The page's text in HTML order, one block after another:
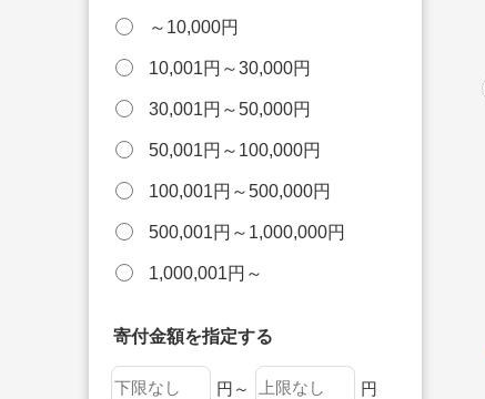
～10,000円
10,001円～30,000円
30,001円～50,000円
50,001円～100,000円
100,001円～500,000円
500,001円～1,000,000円
1,000,001円～
寄付金額を指定する
円～ 円